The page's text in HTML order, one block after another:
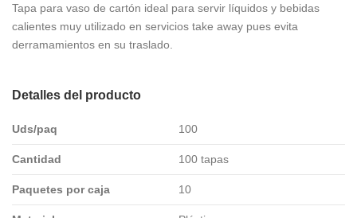
Tapa para vaso de cartón ideal para servir líquidos y bebidas
calientes muy utilizado en servicios take away pues evita
derramamientos en su traslado.
Detalles del producto
Uds/paq 100
Cantidad 100 tapas
Paquetes por caja 10